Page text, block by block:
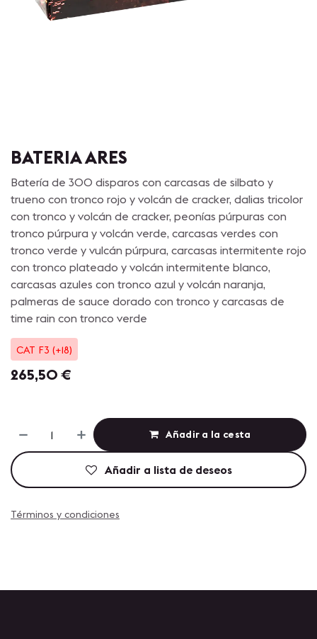
BATERIA ARES
Batería de 300 disparos con carcasas de silbato y
trueno con tronco rojo y volcán de cracker, dalias tricolor
con tronco y volcán de cracker, peonías púrpuras con
tronco púrpura y volcán verde, carcasas verdes con
tronco verde y vulcán púrpura, carcasas intermitente rojo
con tronco plateado y volcán intermitente blanco,
carcasas azules con tronco azul y volcán naranja,
palmeras de sauce dorado con tronco y carcasas de
time rain con tronco verde
CAT F3 (+18)
265,50 €
Añadir a la cesta
Añadir a lista de deseos
Términos y condiciones